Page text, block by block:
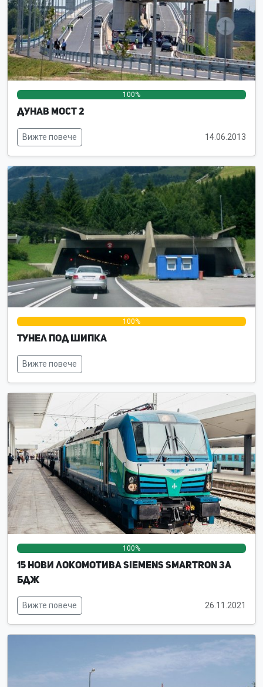
100%
Дунав мост 2
Вижте повече 14.06.2013
0% 100%
Тунел под Шипка
Вижте повече
100%
15 нови локомотива Siemens Smartron за
БДЖ
Вижте повече 26.11.2021